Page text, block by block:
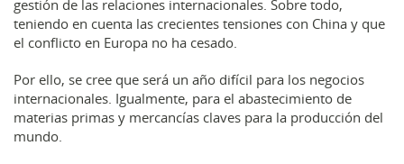
gestión de las relaciones internacionales. Sobre todo,
teniendo en cuenta las crecientes tensiones con China y que
el conflicto en Europa no ha cesado.
Por ello, se cree que será un año difícil para los negocios
internacionales. Igualmente, para el abastecimiento de
materias primas y mercancías claves para la producción del
mundo.